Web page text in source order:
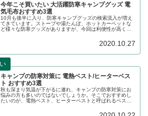
今年こそ買いたい 大活躍防寒キャンプグッズ 電
気毛布おすすめ3選
10月も後半に入り、防寒キャンプグッズの検索流入が増え
てきています。ストーブや湯たんぽ、ホットカーペットな
ど様々な防寒グッズがありますが、今回は利便性が高く価
2020.10.27
キャンプの防寒対策に 電熱ベスト/ヒーターベス
ト おすすめ3選
秋も深まり気温が下がるに連れ、キャンプの防寒対策にお
悩みの方も多いのではないでしょうか。そこでおすすめし
たいのが、電熱ベスト、ヒーターベストと呼ばれるベスト